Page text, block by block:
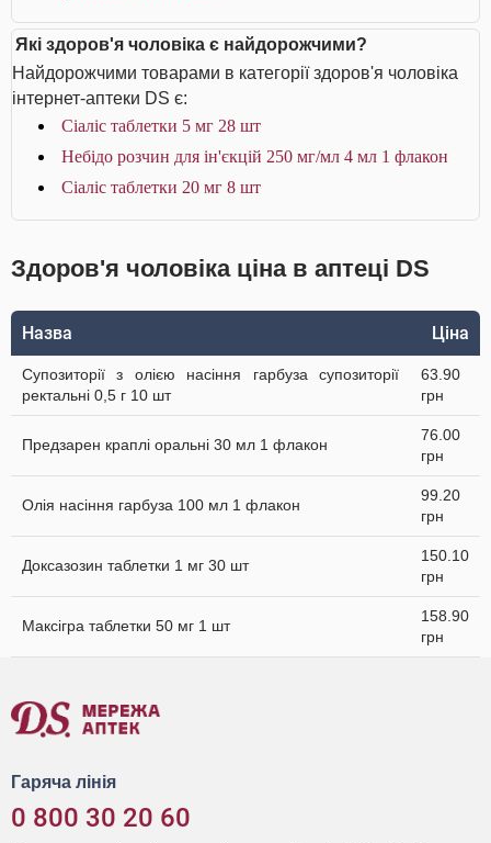
Які здоров'я чоловіка є найдорожчими?
Найдорожчими товарами в категорії здоров'я чоловіка
інтернет-аптеки DS є:
Сіаліс таблетки 5 мг 28 шт
Небідо розчин для ін'єкцій 250 мг/мл 4 мл 1 флакон
Сіаліс таблетки 20 мг 8 шт
Здоров'я чоловіка ціна в аптеці DS
Назва Ціна
Супозиторії з олією насіння гарбуза супозиторії
ректальні 0,5 г 10 шт
63.90
грн
Предзарен краплі оральні 30 мл 1 флакон
76.00
грн
Олія насіння гарбуза 100 мл 1 флакон
99.20
грн
Доксазозин таблетки 1 мг 30 шт
150.10
грн
Максігра таблетки 50 мг 1 шт
158.90
грн
Гаряча лінія
0 800 30 20 60